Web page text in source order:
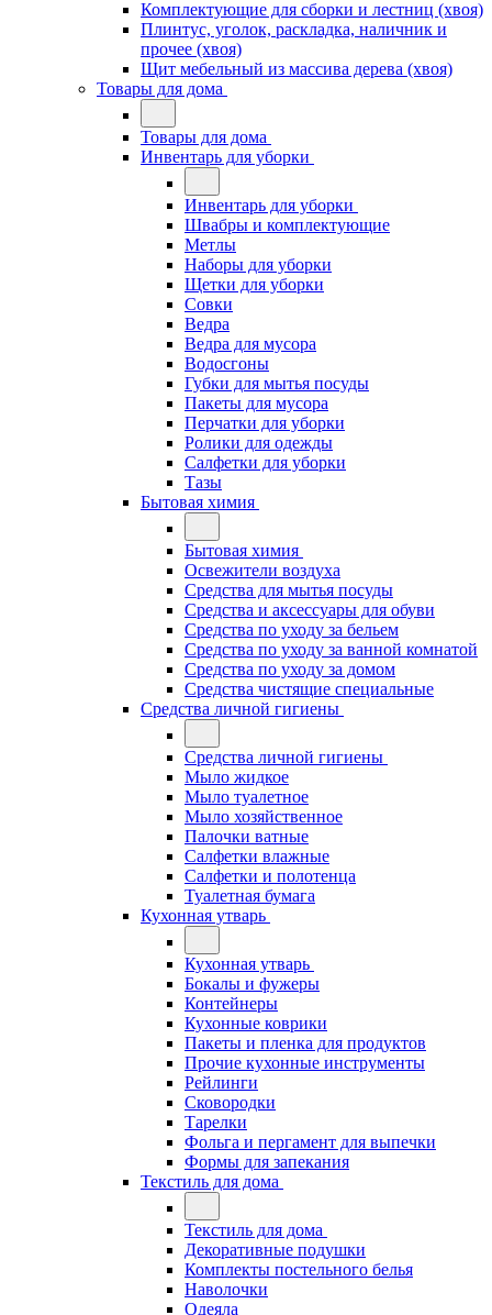
Комплектующие для сборки и лестниц (хвоя)
Плинтус, уголок, раскладка, наличник и
прочее (хвоя)
Щит мебельный из массива дерева (хвоя)
Товары для дома
Товары для дома
Инвентарь для уборки
Инвентарь для уборки
Швабры и комплектующие
Метлы
Наборы для уборки
Щетки для уборки
Совки
Ведра
Ведра для мусора
Водосгоны
Губки для мытья посуды
Пакеты для мусора
Перчатки для уборки
Ролики для одежды
Салфетки для уборки
Тазы
Бытовая химия
Бытовая химия
Освежители воздуха
Средства для мытья посуды
Средства и аксессуары для обуви
Средства по уходу за бельем
Средства по уходу за ванной комнатой
Средства по уходу за домом
Средства чистящие специальные
Средства личной гигиены
Средства личной гигиены
Мыло жидкое
Мыло туалетное
Мыло хозяйственное
Палочки ватные
Салфетки влажные
Салфетки и полотенца
Туалетная бумага
Кухонная утварь
Кухонная утварь
Бокалы и фужеры
Контейнеры
Кухонные коврики
Пакеты и пленка для продуктов
Прочие кухонные инструменты
Рейлинги
Сковородки
Тарелки
Фольга и пергамент для выпечки
Формы для запекания
Текстиль для дома
Текстиль для дома
Декоративные подушки
Комплекты постельного белья
Наволочки
Одеяла